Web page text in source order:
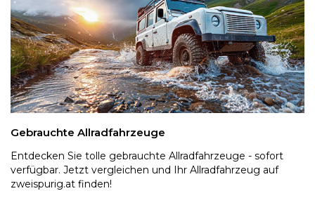
Gebrauchte Allradfahrzeuge
Entdecken Sie tolle gebrauchte Allradfahrzeuge - sofort
verfügbar. Jetzt vergleichen und Ihr Allradfahrzeug auf
zweispurig.at finden!